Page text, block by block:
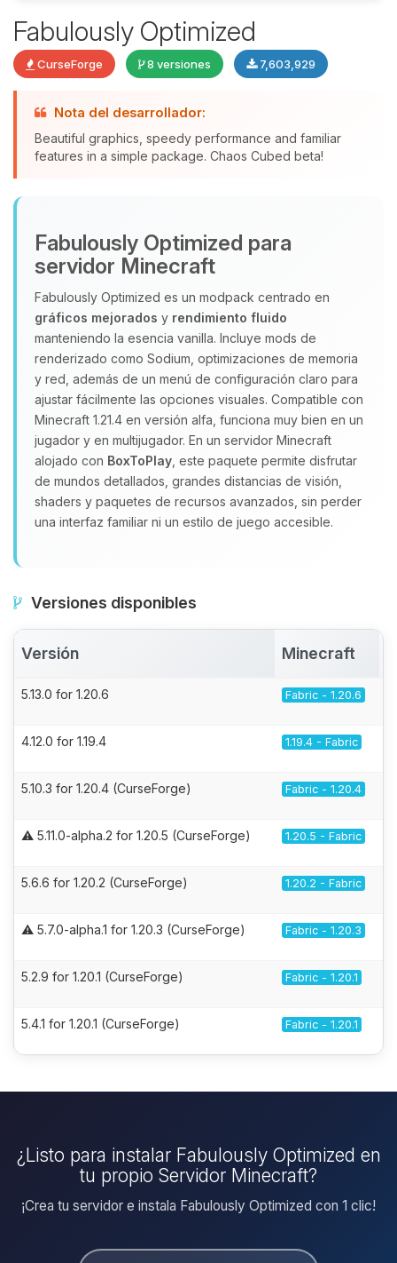
Fabulously Optimized
CurseForge 8 versiones 7,603,929
Nota del desarrollador:
Beautiful graphics, speedy performance and familiar
features in a simple package. Chaos Cubed beta!
Fabulously Optimized para
servidor Minecraft
Fabulously Optimized es un modpack centrado en
gráficos mejorados y rendimiento fluido
manteniendo la esencia vanilla. Incluye mods de
renderizado como Sodium, optimizaciones de memoria
y red, además de un menú de configuración claro para
ajustar fácilmente las opciones visuales. Compatible con
Minecraft 1.21.4 en versión alfa, funciona muy bien en un
jugador y en multijugador. En un servidor Minecraft
alojado con BoxToPlay , este paquete permite disfrutar
de mundos detallados, grandes distancias de visión,
shaders y paquetes de recursos avanzados, sin perder
una interfaz familiar ni un estilo de juego accesible.
Versiones disponibles
Versión Minecraft
5.13.0 for 1.20.6 Fabric - 1.20.6
4.12.0 for 1.19.4 1.19.4 - Fabric
5.10.3 for 1.20.4 (CurseForge) Fabric - 1.20.4
⚠️ 5.11.0-alpha.2 for 1.20.5 (CurseForge) 1.20.5 - Fabric
5.6.6 for 1.20.2 (CurseForge) 1.20.2 - Fabric
⚠️ 5.7.0-alpha.1 for 1.20.3 (CurseForge) Fabric - 1.20.3
5.2.9 for 1.20.1 (CurseForge) Fabric - 1.20.1
5.4.1 for 1.20.1 (CurseForge) Fabric - 1.20.1
¿Listo para instalar Fabulously Optimized en
tu propio Servidor Minecraft?
¡Crea tu servidor e instala Fabulously Optimized con 1 clic!
que necesitas y moveré mis
pequenos circuitos para ayudarte.